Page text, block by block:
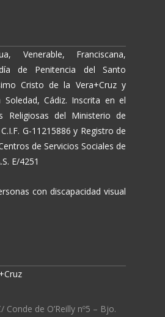
Venerable, Franciscana,
de Penitencia del Santo
Cristo de la Vera+Cruz y
Cádiz. Inscrita en el
Religiosas del Ministerio de
G-11215886 y Registro de
de Servicios Sociales de
E/4251
con discapacidad visual
Conde de O’Reilly nº5 – Bjo.